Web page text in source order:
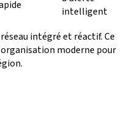
intelligent
intégré et réactif. Ce
moderne pour